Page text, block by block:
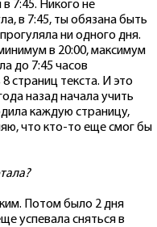
7:45. Никого не
в 7:45, ты обязана быть
ни одного дня.
в 20:00, максимум
до 7:45 часов
страниц текста. И это
назад начала учить
каждую страницу,
что кто-то еще смог бы
Потом было 2 дня
успевала сняться в